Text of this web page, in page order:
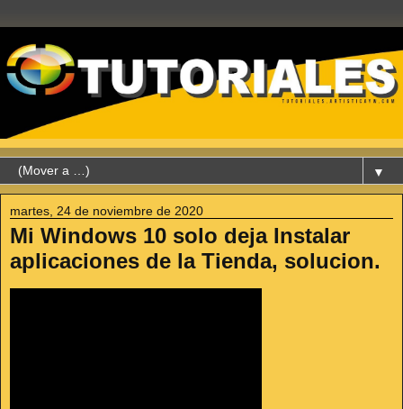
▼
martes, 24 de noviembre de 2020
Mi Windows 10 solo deja Instalar
aplicaciones de la Tienda, solucion.